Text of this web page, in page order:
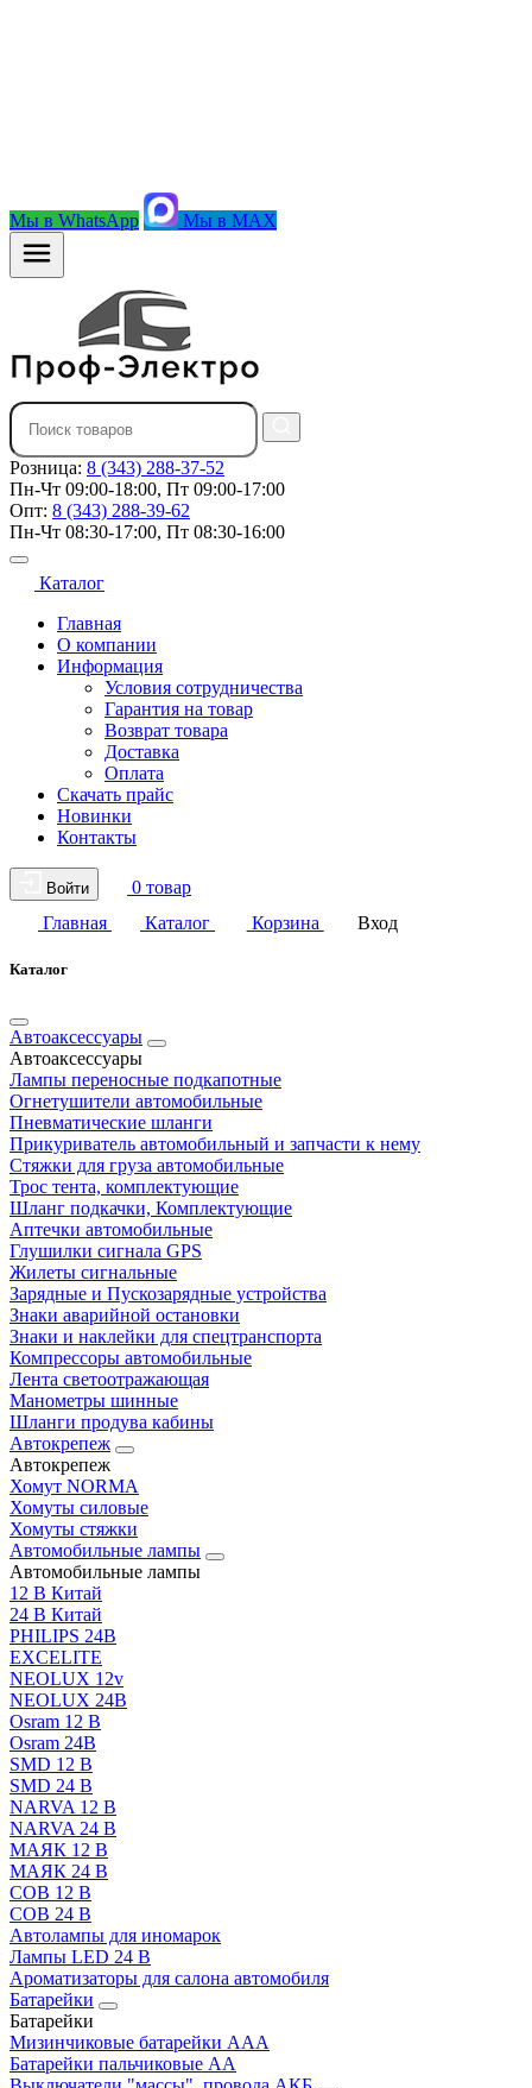
Мы в WhatsApp Мы в MAX
Розница: 8 (343) 288-37-52
Пн-Чт 09:00-18:00, Пт 09:00-17:00
Опт: 8 (343) 288-39-62
Пн-Чт 08:30-17:00, Пт 08:30-16:00
Каталог
Главная
О компании
Информация
Условия сотрудничества
Гарантия на товар
Возврат товара
Доставка
Оплата
Скачать прайс
Новинки
Контакты
Войти
0 товар
Главная
Каталог Корзина Вход
Каталог
Автоаксессуары
Автоаксессуары
Лампы переносные подкапотные
Огнетушители автомобильные
Пневматические шланги
Прикуриватель автомобильный и запчасти к нему
Стяжки для груза автомобильные
Трос тента, комплектующие
Шланг подкачки, Комплектующие
Аптечки автомобильные
Глушилки сигнала GPS
Жилеты сигнальные
Зарядные и Пускозарядные устройства
Знаки аварийной остановки
Знаки и наклейки для спецтранспорта
Компрессоры автомобильные
Лента светоотражающая
Манометры шинные
Шланги продува кабины
Автокрепеж
Автокрепеж
Хомут NORMA
Хомуты силовые
Хомуты стяжки
Автомобильные лампы
Автомобильные лампы
12 В Китай
24 В Китай
PHILIPS 24В
EXCELITE
NEOLUX 12v
NEOLUX 24В
Osram 12 В
Osram 24В
SMD 12 В
SMD 24 В
NARVA 12 В
NARVA 24 В
МАЯК 12 В
МАЯК 24 В
COB 12 В
COB 24 В
Автолампы для иномарок
Лампы LED 24 B
Ароматизаторы для салона автомобиля
Батарейки
Батарейки
Мизинчиковые батарейки AAA
Батарейки пальчиковые АА